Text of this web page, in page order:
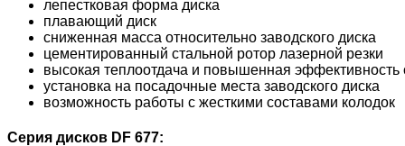
лепестковая форма диска
плавающий диск
сниженная масса относительно заводского диска
цементированный стальной ротор лазерной резки
высокая теплоотдача и повышенная эффективность
установка на посадочные места заводского диска
возможность работы с жесткими составами колодок
Серия дисков DF 677: